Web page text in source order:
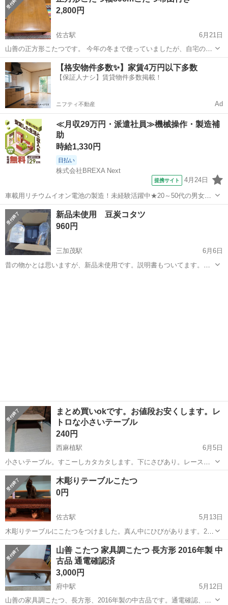
7月11日までに受け...2,800円
佐古駅
6月21日
山善の正方形こたつです。 今年の冬まで使っていましたが、自宅の模
様替えで必要無くなったので出品します。 こたつ布団もお付けします
（１万円近くしました） 引き渡し場所は要相談ですが基本自宅まで来
てくれる方を優先します。
徳島 徳島市 佐古駅 テーブル
【格安物件多数✨】家賃4万円以下多数
【保証人ナシ】賃貸物件多数掲載！
ニフティ不動産 Ad
≪月収29万円・派遣社員≫機械操作・製造補
助
時給1,330円
日払い
株式会社BREXA Next
提携サイト 4月24日
車載用リチウムイオン電池の製造！未経験活躍中★20～50代の男女活
躍中！寮費無料★備品付き1R寮完備！自宅からマイカー通勤OK！無料
駐車場完備◎正社員登用制度あり！《徳島県板野郡松茂町》 人気の工
場のお仕事 ◇車載用リチウ...
徳島 その他
新品未使用 豆炭コタツ
960円
三加茂駅
6月6日
昔の物かとは思いますが、新品未使用です。説明書もついてます。机
まとめ買いokです。お値段お安くします。レ
トロな小さいテーブル
240円
西麻植駅
6月5日
小さいテーブル。すこーしカタカタします。下にさびあり。レースと
かをかけて小物置きには良いかも。小さいテーブル。
徳島 阿波市 西麻植駅 テーブル
木彫りテーブルこたつ
0円
佐古駅
5月13日
木彫りテーブルにこたつをつけました。真ん中にひびがあります。25
日に処分予定です
徳島 徳島市 佐古駅 テーブル 木彫り
山善 こたつ 家具調こたつ 長方形 2016年製 中
古品 通電確認済
3,000円
府中駅
5月12日
山善の家具調こたつ、長方形、2016年製の中古品です。通電確認、動